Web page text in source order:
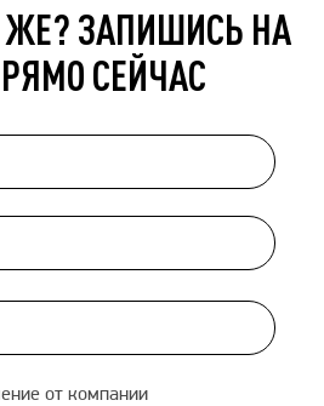
ЗАПИШИСЬ НА
СЕЙЧАС
от компании